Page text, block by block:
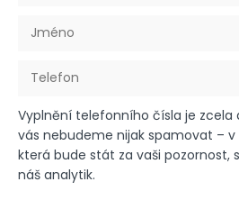
Vyplnění telefonního čísla je zcela
vás nebudeme nijak spamovat –
která bude stát za vaši pozornost,
náš analytik.